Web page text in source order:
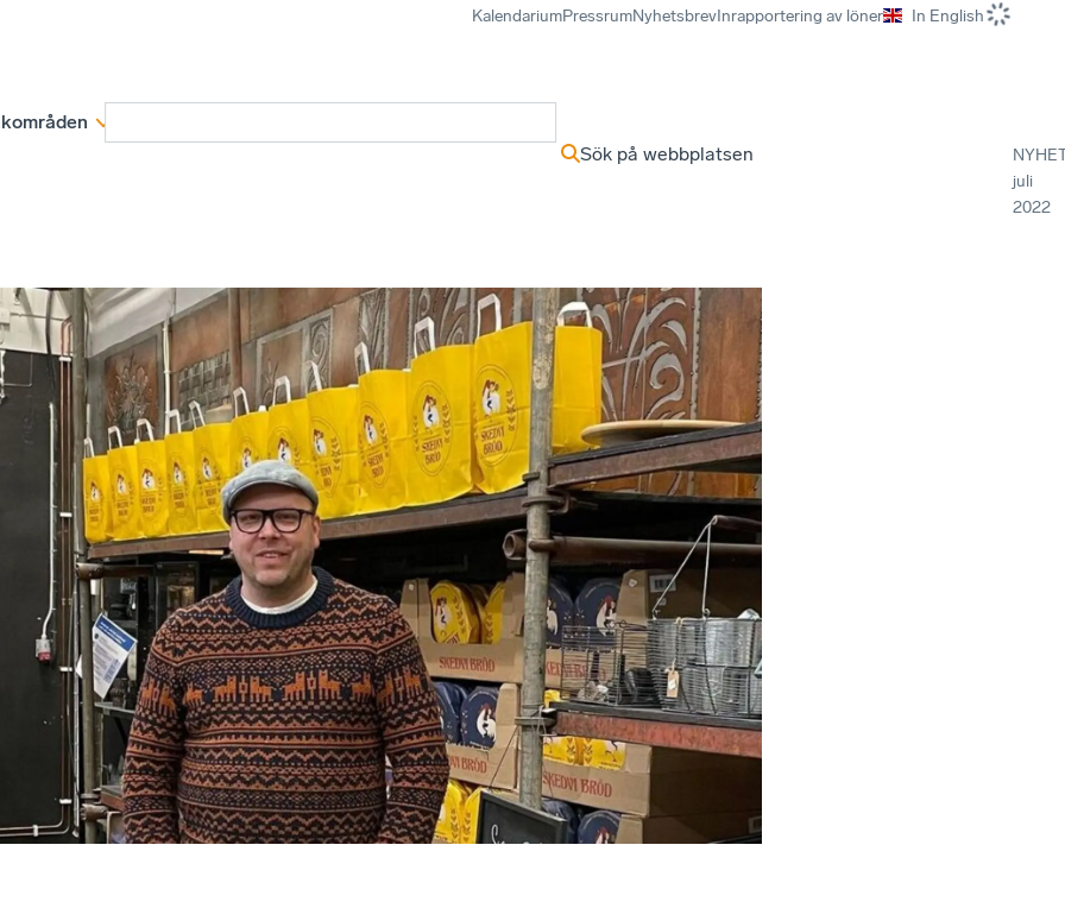
KalendariumPressrumNyhetsbrevInrapportering av löner In English
Sök på webbplatsen
juli
2022